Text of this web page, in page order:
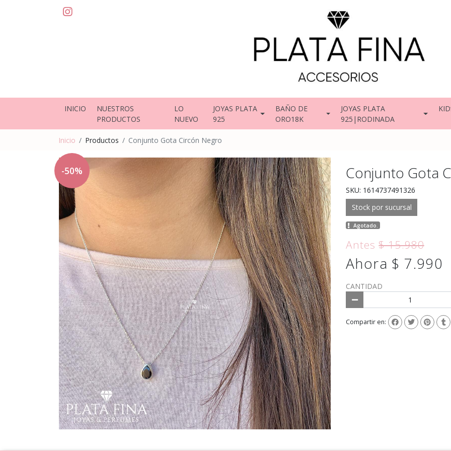
INICIO
NUESTROS
PRODUCTOS
LO
NUEVO
JOYAS PLATA
925
BAÑO DE
ORO18K
JOYAS PLATA
925|RODINADA
Inicio Productos Conjunto Gota Circón Negro
-50% Conjunto Gota
SKU: 1614737491326
Stock por sucursal
Agotado.
Antes$ 15.980
Ahora $ 7.990
CANTIDAD
Compartir en: